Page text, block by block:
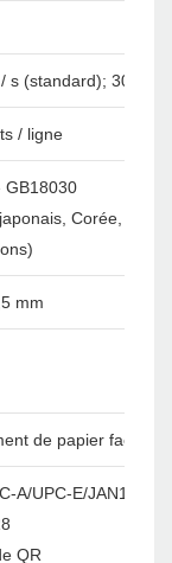
s (standard); 300
/ ligne
GB18030
Corée, etc.
mm
de papier facile
A/UPC-E/
QR